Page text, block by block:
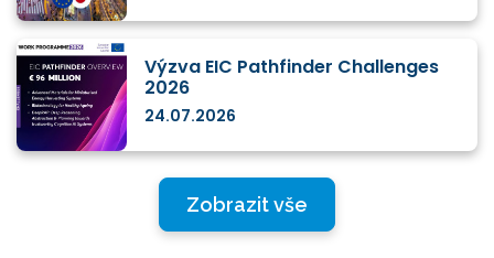
Výzva EIC Pathfinder Challenges
2026
24.07.2026
Zobrazit vše